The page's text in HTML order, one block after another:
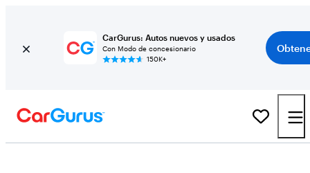
CarGurus: Autos nuevos y usados
Con Modo de concesionario
150K+